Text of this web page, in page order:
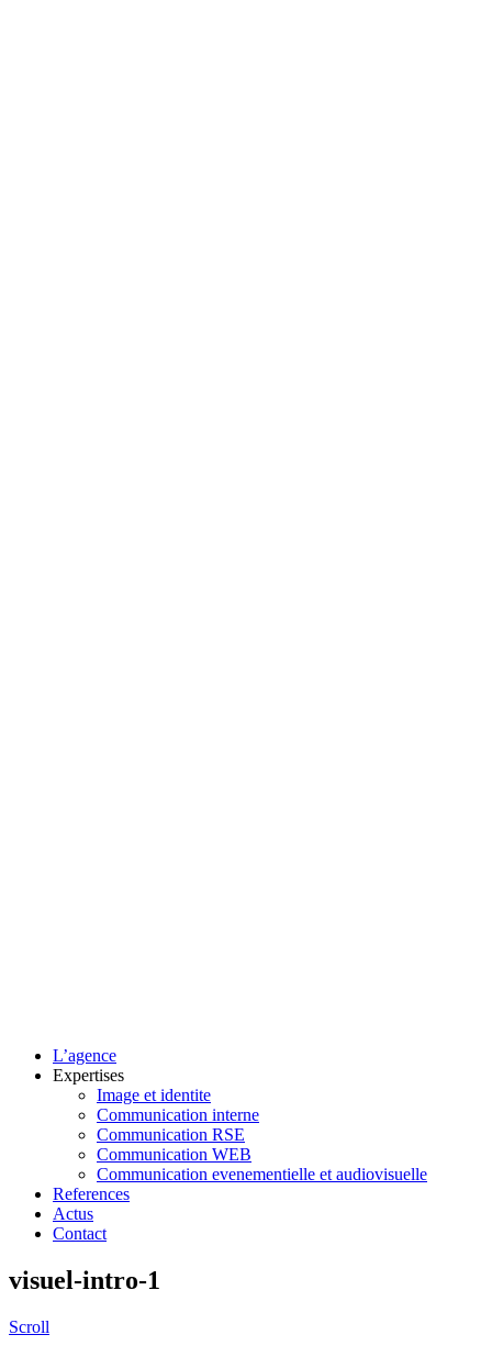
L’agence
Expertises
Image et identite
Communication interne
Communication RSE
Communication WEB
Communication evenementielle et audiovisuelle
References
Actus
Contact
visuel-intro-1
Scroll